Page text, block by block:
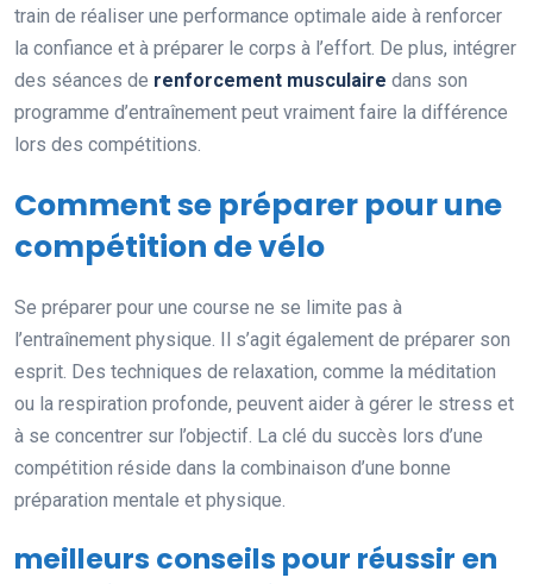
train de réaliser une performance optimale aide à renforcer
la confiance et à préparer le corps à l’effort. De plus, intégrer
des séances de renforcement musculaire dans son
programme d’entraînement peut vraiment faire la différence
lors des compétitions.
Comment se préparer pour une
compétition de vélo
Se préparer pour une course ne se limite pas à
l’entraînement physique. Il s’agit également de préparer son
esprit. Des techniques de relaxation, comme la méditation
ou la respiration profonde, peuvent aider à gérer le stress et
à se concentrer sur l’objectif. La clé du succès lors d’une
compétition réside dans la combinaison d’une bonne
préparation mentale et physique.
meilleurs conseils pour réussir en